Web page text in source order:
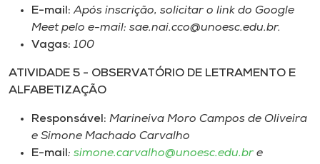
E-mail: Após inscrição, solicitar o link do Google
Meet pelo e-mail: sae.nai.cco@unoesc.edu.br.
Vagas: 100
ATIVIDADE 5 - OBSERVATÓRIO DE LETRAMENTO E
ALFABETIZAÇÃO
Responsável: Marineiva Moro Campos de Oliveira
e Simone Machado Carvalho
E-mail : simone.carvalho@unoesc.edu.br e